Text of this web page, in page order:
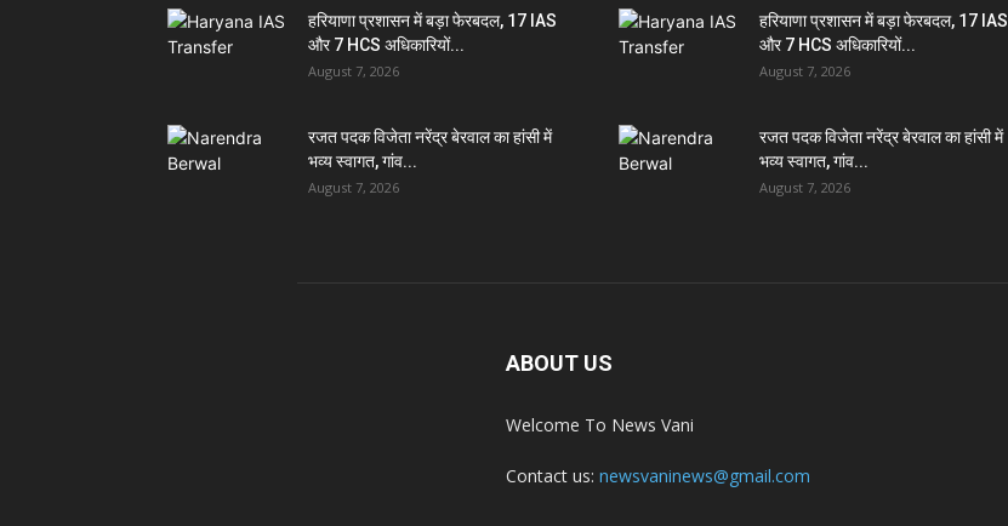
हरियाणा प्रशासन में बड़ा फेरबदल, 17 IAS
और 7 HCS अधिकारियों...
August 7, 2026
रजत पदक विजेता नरेंद्र बेरवाल का हांसी में
भव्य स्वागत, गांव...
August 7, 2026
हरियाणा प्रशासन में बड़ा फेरबदल, 17 IAS
और 7 HCS अधिकारियों...
August 7, 2026
रजत पदक विजेता नरेंद्र बेरवाल का हांसी में
भव्य स्वागत, गांव...
August 7, 2026
ABOUT US
Welcome To News Vani
Contact us: newsvaninews@gmail.com